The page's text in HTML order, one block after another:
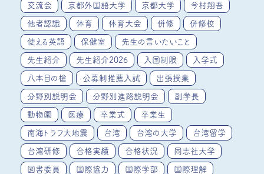
交流会 京都外国語大学 京都大学 今村翔吾
他者認識 体育 体育大会 併修 併修校
使える英語 保健室 先生の言いたいこと
先生紹介 先生紹介2026 入国制限 入学式
八本目の槍 公募制推薦入試 出張授業
分野別説明会 分野別進路説明会 副学長
動物園 医療 卒業式 卒業生
南海トラフ大地震 台湾 台湾の大学 台湾留学
台湾研修 合格実績 合格状況 同志社大学
図書委員 国際協力 国際学部 国際理解